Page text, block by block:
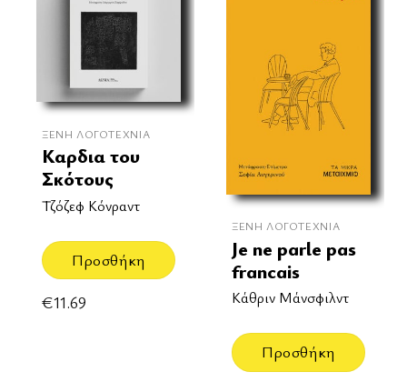
ΞΈΝΗ ΛΟΓΟΤΕΧΝΊΑ
Καρδια του
Σκότους
Τζόζεφ Κόνραντ
Προσθήκη
€11.69
ΞΈΝΗ ΛΟΓΟΤΕΧΝΊΑ
Je ne parle pas
francais
Κάθριν Μάνσφιλντ
Προσθήκη